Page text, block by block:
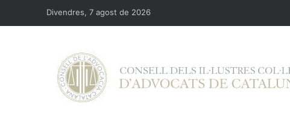
Divendres, 7 agost de 2026